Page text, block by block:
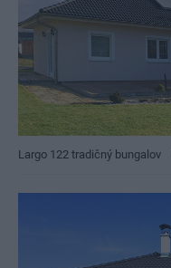
Largo 122 tradičný bungalov